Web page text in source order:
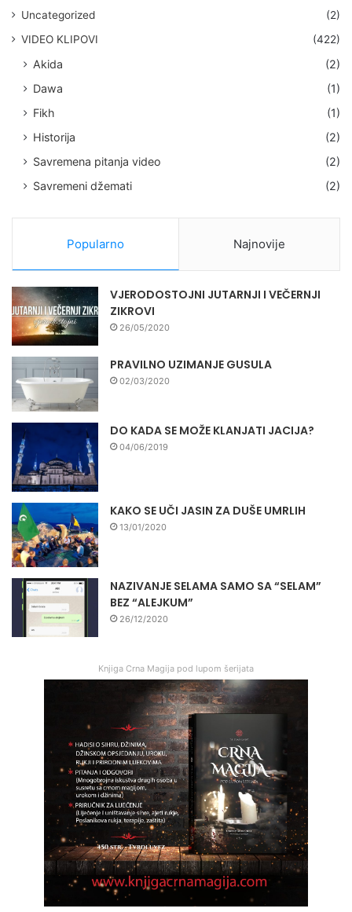
Uncategorized
(2)
VIDEO KLIPOVI
(422)
Akida
(2)
Dawa
(1)
Fikh
(1)
Historija
(2)
Savremena pitanja video
(2)
Savremeni džemati
(2)
Popularno Najnovije
VJERODOSTOJNI JUTARNJI I VEČERNJI
ZIKROVI
26/05/2020
PRAVILNO UZIMANJE GUSULA
02/03/2020
DO KADA SE MOŽE KLANJATI JACIJA?
04/06/2019
KAKO SE UČI JASIN ZA DUŠE UMRLIH
13/01/2020
NAZIVANJE SELAMA SAMO SA “SELAM”
BEZ “ALEJKUM”
26/12/2020
Knjiga Crna Magija pod lupom šerijata